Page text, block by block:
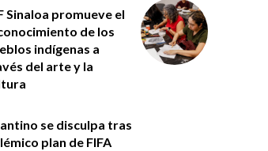
Sinaloa promueve el
de los
indígenas a
del arte y la
se disculpa tras
plan de FIFA